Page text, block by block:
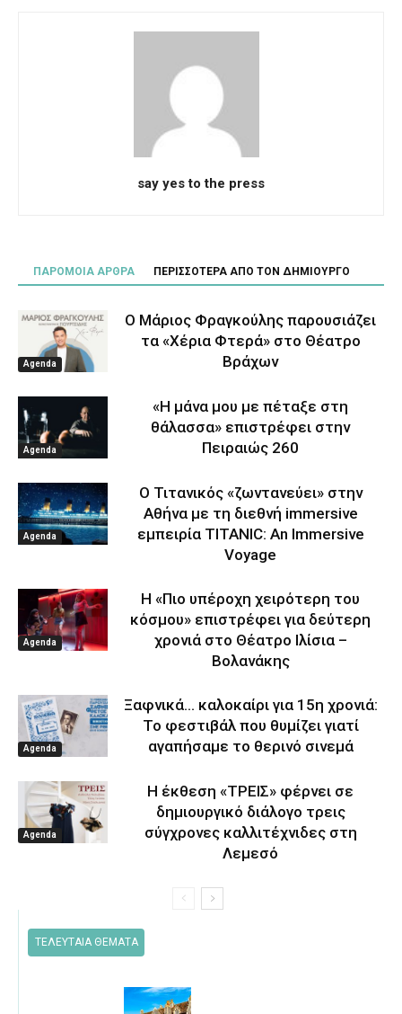
say yes to the press
ΠΑΡΟΜΟΙΑ ΑΡΘΡΑ ΠΕΡΙΣΣΟΤΕΡΑ ΑΠΟ ΤΟΝ ΔΗΜΙΟΥΡΓΟ
Agenda
Ο Μάριος Φραγκούλης παρουσιάζει
τα «Χέρια Φτερά» στο Θέατρο
Βράχων
Agenda
«Η μάνα μου με πέταξε στη
θάλασσα» επιστρέφει στην
Πειραιώς 260
Agenda
Ο Τιτανικός «ζωντανεύει» στην
Αθήνα με τη διεθνή immersive
εμπειρία TITANIC: An Immersive
Voyage
Agenda
Η «Πιο υπέροχη χειρότερη του
κόσμου» επιστρέφει για δεύτερη
χρονιά στο Θέατρο Ιλίσια –
Βολανάκης
Agenda
Ξαφνικά… καλοκαίρι για 15η χρονιά:
Το φεστιβάλ που θυμίζει γιατί
αγαπήσαμε το θερινό σινεμά
Agenda
Η έκθεση «ΤΡΕΙΣ» φέρνει σε
δημιουργικό διάλογο τρεις
σύγχρονες καλλιτέχνιδες στη
Λεμεσό
ΤΕΛΕΥΤΑΙΑ ΘΕΜΑΤΑ